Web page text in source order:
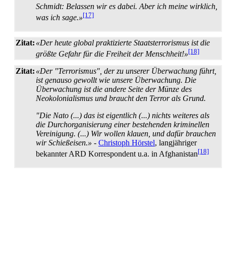
Schmidt: Belassen wir es dabei. Aber ich meine wirklich,
was ich sage.»[17]
Zitat: «Der heute global praktizierte Staatsterrorismus ist die
größte Gefahr für die Freiheit der Menschheit!»[18]
Zitat: «Der "Terrorismus", der zu unserer Überwachung führt,
ist genauso gewollt wie unsere Überwachung. Die
Überwachung ist die andere Seite der Münze des
Neokolonialismus und braucht den Terror als Grund.
"Die Nato (...) das ist eigentlich (...) nichts weiteres als
die Durch­organisierung einer bestehenden kriminellen
Vereinigung. (...) Wir wollen klauen, und dafür brauchen
wir Schießeisen.» - Christoph Hörstel, langjähriger
bekannter ARD Korrespondent u.a. in Afghanistan[18]